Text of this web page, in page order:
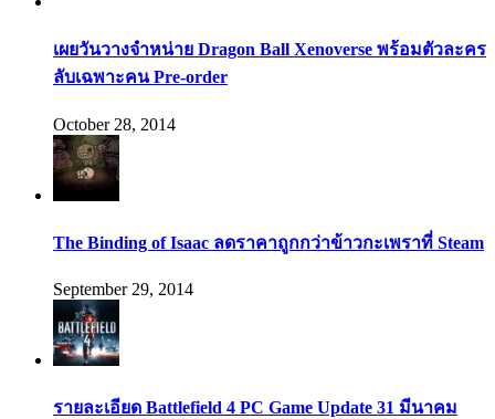
เผยวันวางจำหน่าย Dragon Ball Xenoverse พร้อมตัวละคร
ลับเฉพาะคน Pre-order
October 28, 2014
The Binding of Isaac ลดราคาถูกกว่าข้าวกะเพราที่ Steam
September 29, 2014
รายละเอียด Battlefield 4 PC Game Update 31 มีนาคม